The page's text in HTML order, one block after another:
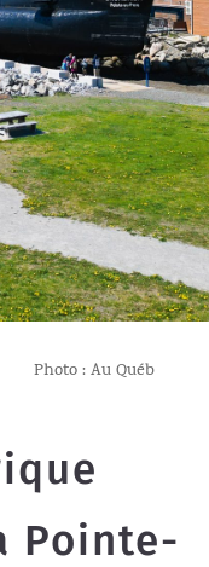
Photo : Au Québ
Pointe-